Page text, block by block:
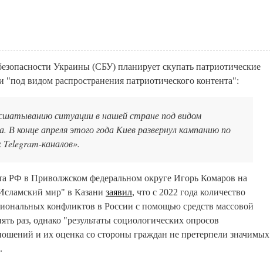
Украины (СБУ) планирует скупать патриотические
видом распространения патриотического контента":
ситуации в нашей стране под видом
конце апреля этого года Киев развернул кампанию по
каналов».
РФ в Приволжском федеральном округе Игорь Комаров на
мир" в Казани заявил, что с 2022 года количество
конфликтов в России с помощью средств массовой
раз, однако "результаты социологических опросов
и их оценка со стороны граждан не претерпели значимых